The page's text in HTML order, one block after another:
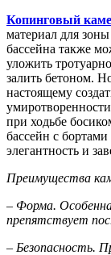
Копинговый
материал для
бассейна также
уложить
залить бетоном.
настоящему
при ходьбе
бассейн с
элегантность и
Преимущества
– Форма.
препятствует
– Безопасность.